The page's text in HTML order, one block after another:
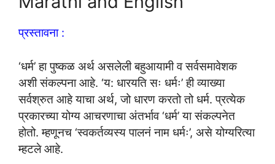
प्रस्तावना :
‘धर्म’ हा पुष्कळ अर्थ असलेली बहुआयामी व सर्वसमावेशक
अशी संकल्पना आहे. ‘य: धारयति सः धर्मः’ ही व्याख्या
सर्वश्रुत आहे याचा अर्थ, जो धारण करतो तो धर्म. प्रत्येक
प्रकारच्या योग्य आचरणाचा अंतर्भाव ‘धर्म’ या संकल्पनेत
होतो. म्हणूनच ‘स्वकर्तव्यस्य पालनं नाम धर्मः’, असे योग्यरित्या
म्हटले आहे.